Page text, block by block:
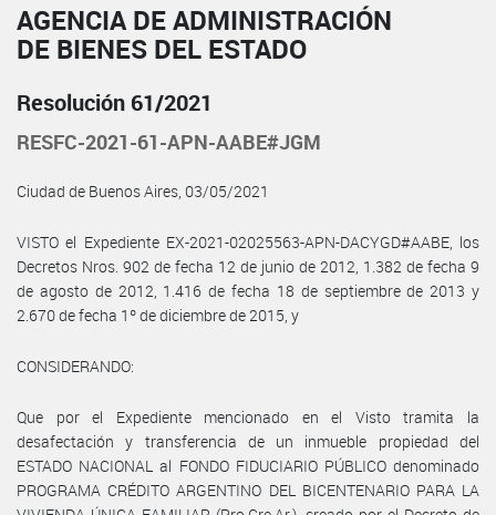
AGENCIA DE ADMINISTRACIÓN
DE BIENES DEL ESTADO
Resolución 61/2021
RESFC-2021-61-APN-AABE#JGM
Ciudad de Buenos Aires, 03/05/2021
VISTO el Expediente EX-2021-02025563-APN-DACYGD#AABE, los
Decretos Nros. 902 de fecha 12 de junio de 2012, 1.382 de fecha 9
de agosto de 2012, 1.416 de fecha 18 de septiembre de 2013 y
2.670 de fecha 1º de diciembre de 2015, y
CONSIDERANDO:
Que por el Expediente mencionado en el Visto tramita la
desafectación y transferencia de un inmueble propiedad del
ESTADO NACIONAL al FONDO FIDUCIARIO PÚBLICO denominado
PROGRAMA CRÉDITO ARGENTINO DEL BICENTENARIO PARA LA